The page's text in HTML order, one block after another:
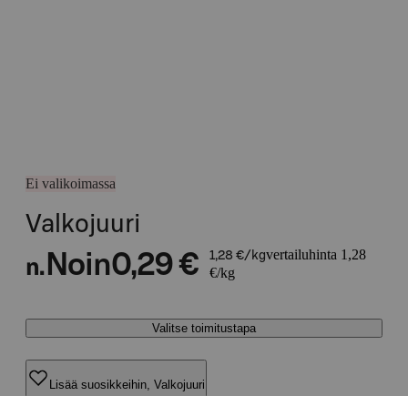
Ei valikoimassa
Valkojuuri
n. Noin0,29 € 1,28 €/kgvertailuhinta 1,28
€/kg
Valitse toimitustapa
Lisää suosikkeihin, Valkojuuri